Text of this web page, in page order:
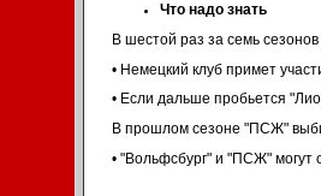
Что надо знать
В шестой раз за семь
• Немецкий клуб примет
• Если дальше пробьется
В прошлом сезоне "ПСЖ"
• "Вольфсбург" и "ПСЖ" могут